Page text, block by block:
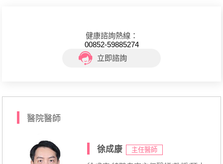
健康諮詢熱線：
00852-59885274
立即諮詢
醫院醫師
徐成康 主任醫師